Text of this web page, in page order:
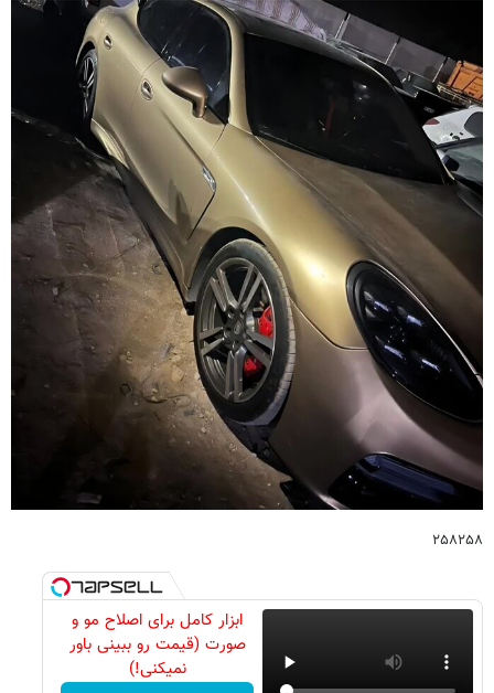
۲۵۸۲۵۸
ابزار کامل برای اصلاح مو و
صورت (قیمت رو ببینی باور
نمیکنی!)